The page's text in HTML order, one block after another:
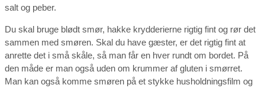
salt og peber.
Du skal bruge blødt smør, hakke krydderierne rigtig fint og rør det
sammen med smøren. Skal du have gæster, er det rigtig fint at
anrette det i små skåle, så man får en hver rundt om bordet. På
den måde er man også uden om krummer af gluten i smørret.
Man kan også komme smøren på et stykke husholdningsfilm og